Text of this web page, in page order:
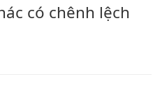
có chênh lệch